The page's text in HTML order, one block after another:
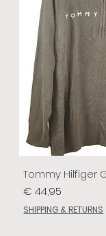
Tommy Hilfiger
Prijs
€ 44,95
SHIPPING & RETURNS